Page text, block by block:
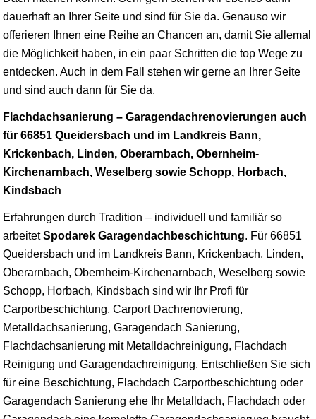
dauerhaft an Ihrer Seite und sind für Sie da. Genauso wir
offerieren Ihnen eine Reihe an Chancen an, damit Sie allemal
die Möglichkeit haben, in ein paar Schritten die top Wege zu
entdecken. Auch in dem Fall stehen wir gerne an Ihrer Seite
und sind auch dann für Sie da.
Flachdachsanierung – Garagendachrenovierungen auch
für 66851 Queidersbach und im Landkreis Bann,
Krickenbach, Linden, Oberarnbach, Obernheim-
Kirchenarnbach, Weselberg sowie Schopp, Horbach,
Kindsbach
Erfahrungen durch Tradition – individuell und familiär so
arbeitetSpodarek Garagendachbeschichtung. Für 66851
Queidersbach und im Landkreis Bann, Krickenbach, Linden,
Oberarnbach, Obernheim-Kirchenarnbach, Weselberg sowie
Schopp, Horbach, Kindsbach sind wir Ihr Profi für
Carportbeschichtung, Carport Dachrenovierung,
Metalldachsanierung, Garagendach Sanierung,
Flachdachsanierung mit Metalldachreinigung, Flachdach
Reinigung und Garagendachreinigung. Entschließen Sie sich
für eine Beschichtung, Flachdach Carportbeschichtung oder
Garagendach Sanierung ehe Ihr Metalldach, Flachdach oder